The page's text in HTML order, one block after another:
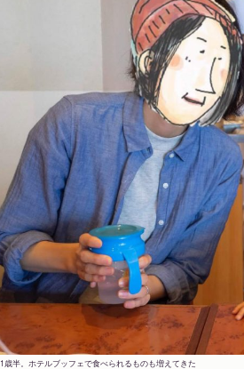
1歳半。ホテルブッフェで食べられるものも増えてきた